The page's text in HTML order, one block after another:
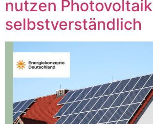
nutzen Photovoltaik
selbstverständlich